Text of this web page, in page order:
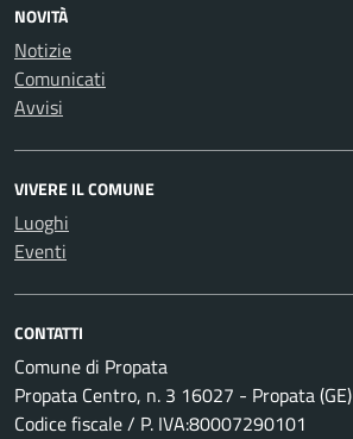
NOVITÀ
Notizie
Comunicati
Avvisi
VIVERE IL COMUNE
Luoghi
Eventi
CONTATTI
Comune di Propata
Propata Centro, n. 3 16027 - Propata (GE)
Codice fiscale / P. IVA:80007290101